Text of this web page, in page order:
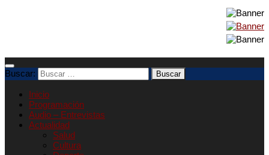
Buscar:
Inicio
Programación
Audio – Entrevistas
Actualidad
Salud
Cultura